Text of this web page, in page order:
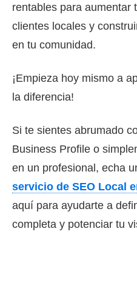
rentables para aumentar
clientes locales y
en tu comunidad.
¡Empieza hoy mismo a
la diferencia!
Si te sientes abrumado
Business Profile o
en un profesional, echa
servicio de SEO Local
aquí para ayudarte a
completa y potenciar tu